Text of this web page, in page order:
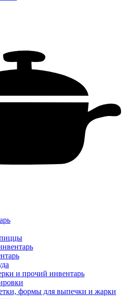
и прочий инвентарь
формы для выпечки и жарки